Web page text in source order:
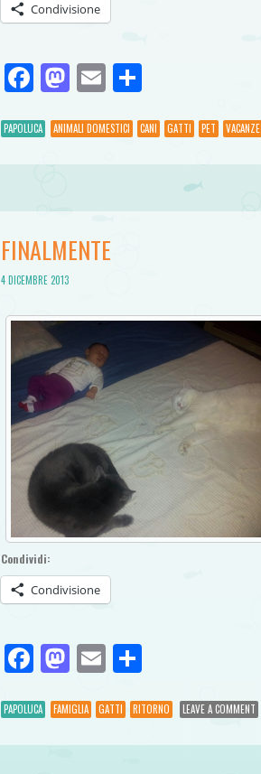
Condivisione
Facebook
Mastodon
Email
PAPOLUCA ANIMALI DOMESTICI CANI GATTI PET VACANZE
FINALMENTE
4 DICEMBRE 2013
Condividi:
Condivisione
Facebook
Mastodon
Email
PAPOLUCA FAMIGLIA GATTI RITORNO LEAVE A COMMENT